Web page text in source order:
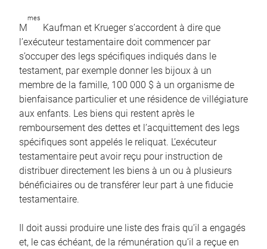
M
mes
Kaufman et Krueger s’accordent à dire que
l’exécuteur testamentaire doit commencer par
s’occuper des legs spécifiques indiqués dans le
testament, par exemple donner les bijoux à un
membre de la famille, 100 000 $ à un organisme de
bienfaisance particulier et une résidence de villégiature
aux enfants. Les biens qui restent après le
remboursement des dettes et l’acquittement des legs
spécifiques sont appelés le reliquat. L’exécuteur
testamentaire peut avoir reçu pour instruction de
distribuer directement les biens à un ou à plusieurs
bénéficiaires ou de transférer leur part à une fiducie
testamentaire.
Il doit aussi produire une liste des frais qu’il a engagés
et, le cas échéant, de la rémunération qu’il a reçue en